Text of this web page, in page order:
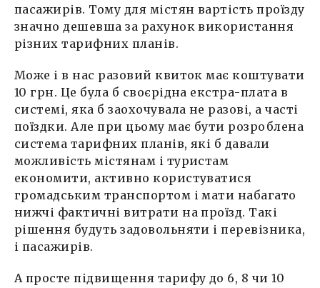
пасажирів. Тому для містян вартість проїзду
значно дешевша за рахунок використання
різних тарифних планів.
Може і в нас разовий квиток має коштувати
10 грн. Це була б своєрідна екстра-плата в
системі, яка б заохочувала не разові, а часті
поїздки. Але при цьому має бути розроблена
система тарифних планів, які б давали
можливість містянам і туристам
економити, активно користуватися
громадським транспортом і мати набагато
нижчі фактичні витрати на проїзд. Такі
рішення будуть задовольняти і перевізника,
і пасажирів.
А просте підвищення тарифу до 6, 8 чи 10